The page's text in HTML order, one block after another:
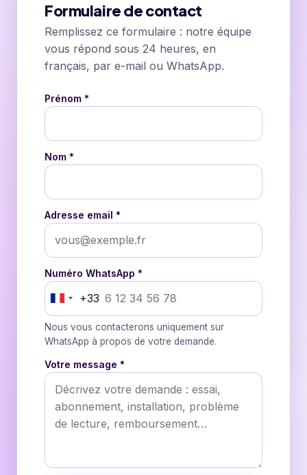
Formulaire de contact
Remplissez ce formulaire : notre équipe
vous répond sous 24 heures, en
français, par e-mail ou WhatsApp.
Prénom *
Nom *
Adresse email *
Numéro WhatsApp *
France
+33
+33
Nous vous contacterons uniquement sur
WhatsApp à propos de votre demande.
Votre message *